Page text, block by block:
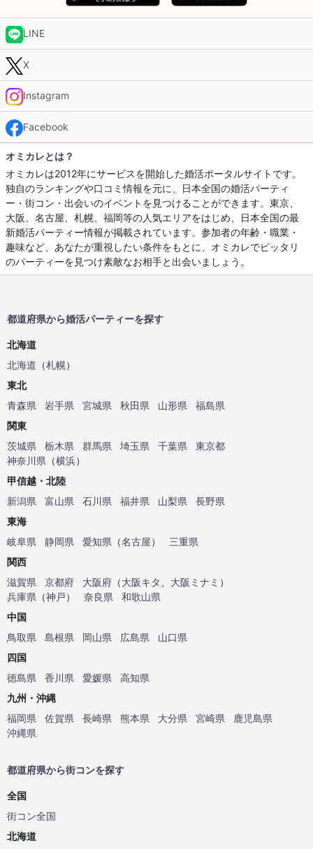
LINE
X
Instagram
Facebook
オミカレとは？
オミカレは2012年にサービスを開始した婚活ポータルサイトです。
独自のランキングや口コミ情報を元に、日本全国の婚活パーティ
ー・街コン・出会いのイベントを見つけることができます。東京、
大阪、名古屋、札幌、福岡等の人気エリアをはじめ、日本全国の最
新婚活パーティー情報が掲載されています。参加者の年齢・職業・
趣味など、あなたが重視したい条件をもとに、オミカレでピッタリ
のパーティーを見つけ素敵なお相手と出会いましょう。
都道府県から婚活パーティーを探す
北海道
北海道 （札幌）
東北
青森県
岩手県 宮城県 秋田県 山形県
福島県
関東
茨城県
栃木県 群馬県 埼玉県 千葉県
東京都
神奈川県 （横浜）
甲信越・北陸
新潟県
富山県 石川県 福井県 山梨県
長野県
東海
岐阜県
静岡県 愛知県 （名古屋）
三重県
関西
滋賀県
京都府 大阪府 （大阪キタ 大阪ミナミ ）
兵庫県 （神戸） 奈良県
和歌山県
中国
鳥取県
島根県 岡山県 広島県
山口県
四国
徳島県
香川県 愛媛県
高知県
九州・沖縄
福岡県
佐賀県 長崎県 熊本県 大分県 宮崎県
鹿児島県
沖縄県
都道府県から街コンを探す
全国
街コン全国
北海道